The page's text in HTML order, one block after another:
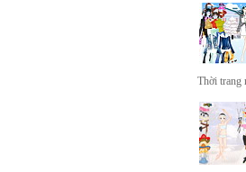
Thời trang